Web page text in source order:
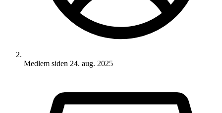
Medlem siden 24. aug. 2025